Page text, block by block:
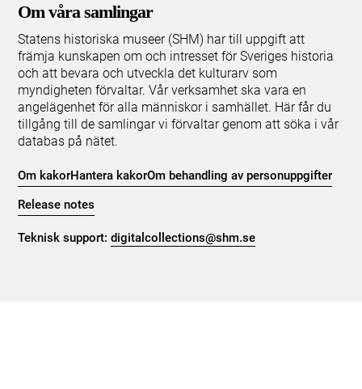
Om våra samlingar
Statens historiska museer (SHM) har till uppgift att
främja kunskapen om och intresset för Sveriges historia
och att bevara och utveckla det kulturarv som
myndigheten förvaltar. Vår verksamhet ska vara en
angelägenhet för alla människor i samhället. Här får du
tillgång till de samlingar vi förvaltar genom att söka i vår
databas på nätet.
Om kakorHantera kakorOm behandling av personuppgifter
Release notes
Teknisk support:digitalcollections@shm.se